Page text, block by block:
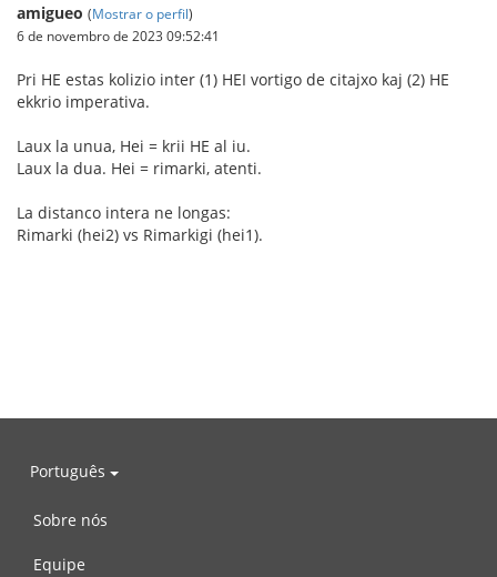
amigueo (Mostrar o perfil)
6 de novembro de 2023 09:52:41
Pri HE estas kolizio inter (1) HEI vortigo de citajxo kaj (2) HE
ekkrio imperativa.
Laux la unua, Hei = krii HE al iu.
Laux la dua. Hei = rimarki, atenti.
La distanco intera ne longas:
Rimarki (hei2) vs Rimarkigi (hei1).
Português
Sobre nós
Equipe